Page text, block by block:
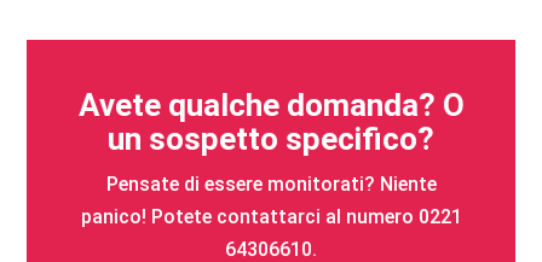
Avete qualche domanda? O
un sospetto specifico?
Pensate di essere monitorati? Niente
panico! Potete contattarci al numero 0221
64306610.